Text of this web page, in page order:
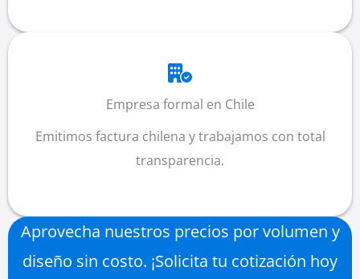
Empresa formal en Chile
Emitimos factura chilena y trabajamos con total
transparencia.
Aprovecha nuestros precios por volumen y
diseño sin costo. ¡Solicita tu cotización hoy